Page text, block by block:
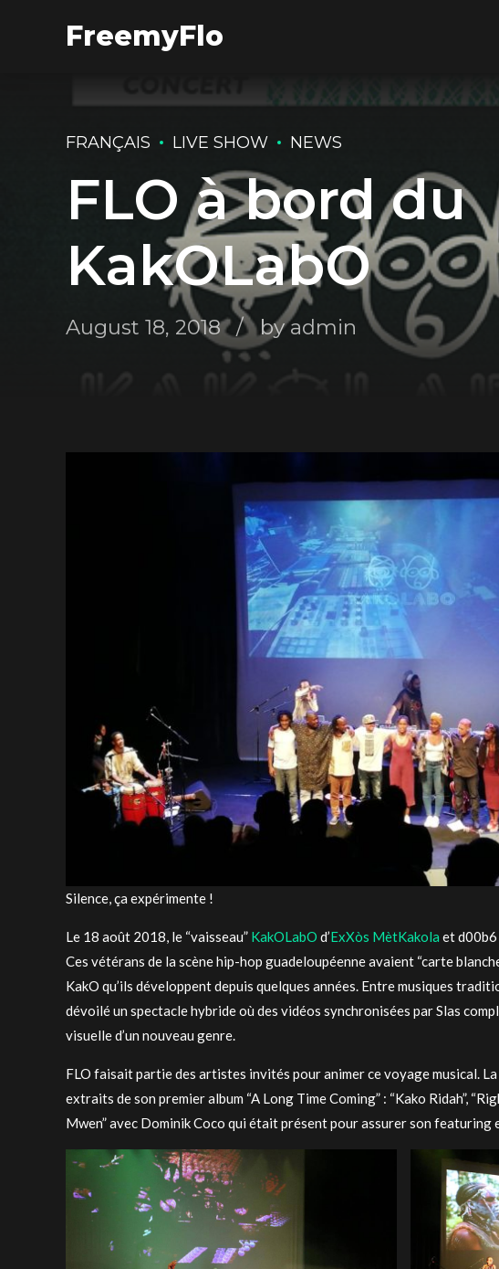
FreemyFlo
FRANÇAIS LIVE SHOW NEWS
FLO à bord du
KakOLabO
August 18, 2018 by admin
Silence, ça expérimente !
Le 18 août 2018, le “vaisseau” KakOLabO d’ExXòs MètKakola et d00b6
Ces vétérans de la scène hip-hop guadeloupéenne avaient “carte
KakO qu’ils développent depuis quelques années. Entre musiques
dévoilé un spectacle hybride où des vidéos synchronisées par Slas
visuelle d’un nouveau genre.
FLO faisait partie des artistes invités pour animer ce voyage musical.
extraits de son premier album “A Long Time Coming” : “Kako Ridah”,
Mwen” avec Dominik Coco qui était présent pour assurer son featuring